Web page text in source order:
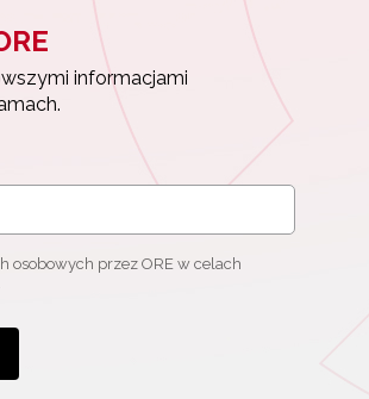
informacjami
osobowych przez ORE w celach